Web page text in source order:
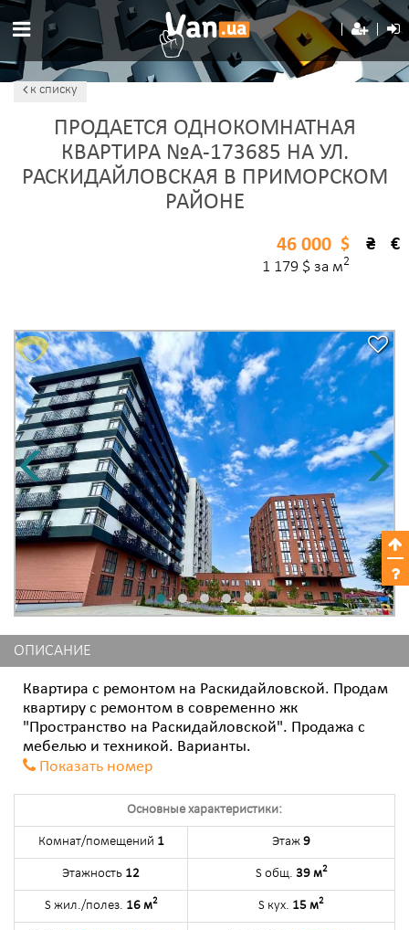
к списку
ПРОДАЕТСЯ ОДНОКОМНАТНАЯ
КВАРТИРА №A-173685 НА УЛ.
РАСКИДАЙЛОВСКАЯ В ПРИМОРСКОМ
РАЙОНЕ
$ ₴ €
46 000
1 179 $ за м2
ОПИСАНИЕ
Квартира с ремонтом на Раскидайловской. Продам
квартиру с ремонтом в современно жк
"Пространство на Раскидайловской". Продажа с
мебелью и техникой. Варианты.
Показать номер
Основные характеристики:
Комнат/помещений 1 Этаж 9
Этажность 12 S общ. 39 м2
S жил./полез. 16 м2 S кух. 15 м2